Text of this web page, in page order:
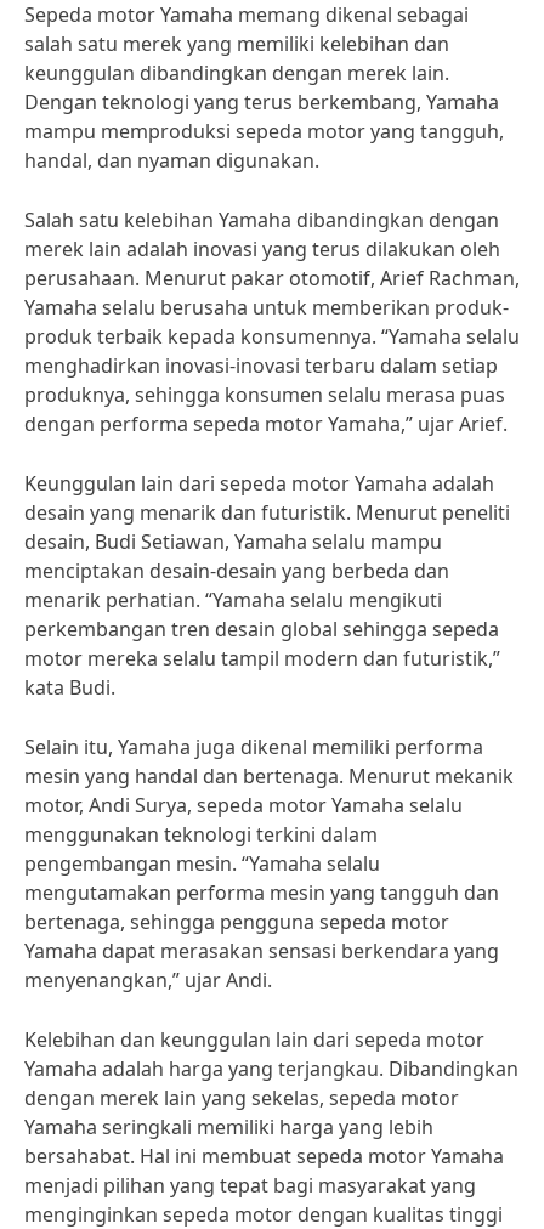
Sepeda motor Yamaha memang dikenal sebagai
salah satu merek yang memiliki kelebihan dan
keunggulan dibandingkan dengan merek lain.
Dengan teknologi yang terus berkembang, Yamaha
mampu memproduksi sepeda motor yang tangguh,
handal, dan nyaman digunakan.
Salah satu kelebihan Yamaha dibandingkan dengan
merek lain adalah inovasi yang terus dilakukan oleh
perusahaan. Menurut pakar otomotif, Arief Rachman,
Yamaha selalu berusaha untuk memberikan produk-
produk terbaik kepada konsumennya. “Yamaha selalu
menghadirkan inovasi-inovasi terbaru dalam setiap
produknya, sehingga konsumen selalu merasa puas
dengan performa sepeda motor Yamaha,” ujar Arief.
Keunggulan lain dari sepeda motor Yamaha adalah
desain yang menarik dan futuristik. Menurut peneliti
desain, Budi Setiawan, Yamaha selalu mampu
menciptakan desain-desain yang berbeda dan
menarik perhatian. “Yamaha selalu mengikuti
perkembangan tren desain global sehingga sepeda
motor mereka selalu tampil modern dan futuristik,”
kata Budi.
Selain itu, Yamaha juga dikenal memiliki performa
mesin yang handal dan bertenaga. Menurut mekanik
motor, Andi Surya, sepeda motor Yamaha selalu
menggunakan teknologi terkini dalam
pengembangan mesin. “Yamaha selalu
mengutamakan performa mesin yang tangguh dan
bertenaga, sehingga pengguna sepeda motor
Yamaha dapat merasakan sensasi berkendara yang
menyenangkan,” ujar Andi.
Kelebihan dan keunggulan lain dari sepeda motor
Yamaha adalah harga yang terjangkau. Dibandingkan
dengan merek lain yang sekelas, sepeda motor
Yamaha seringkali memiliki harga yang lebih
bersahabat. Hal ini membuat sepeda motor Yamaha
menjadi pilihan yang tepat bagi masyarakat yang
menginginkan sepeda motor dengan kualitas tinggi